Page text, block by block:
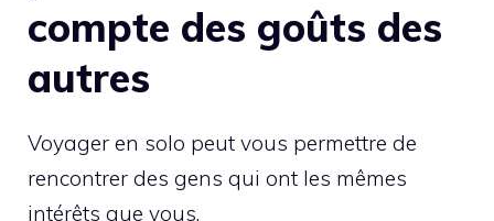
compte des goûts des
autres
Voyager en solo peut vous permettre de
rencontrer des gens qui ont les mêmes
intérêts que vous.